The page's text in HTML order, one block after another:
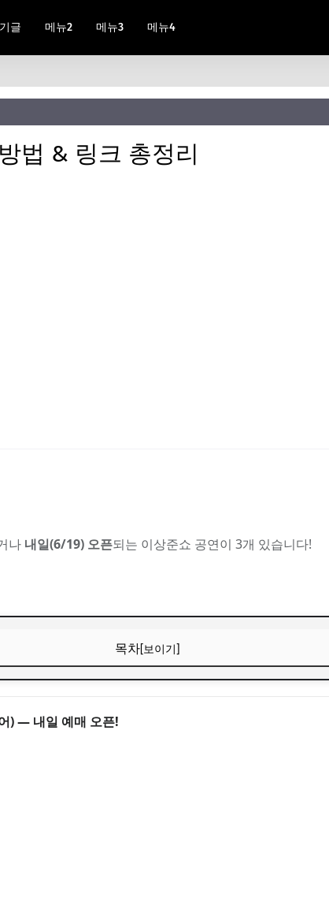
글 메뉴2 메뉴3 메뉴4
법 & 링크 총정리
나 내일(6/19) 오픈되는 이상준쇼 공연이 3개 있습니다!
목차[보이기]
) — 내일 예매 오픈!